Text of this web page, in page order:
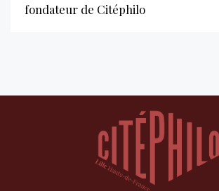
fondateur de Citéphilo